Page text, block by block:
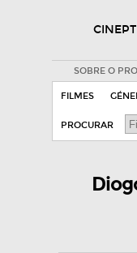
CINEPT
SOBRE O
FILMES
PROCURAR